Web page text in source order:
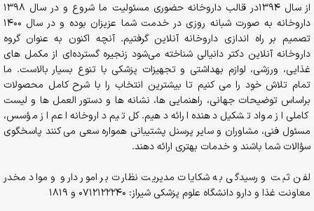
از سال 1394در قالب داروخانه حضوری مسئولیت ما شروع و در سال 1398
داروخانه به صورت شبانه روزی در خدمت شما عزیزان بوده و در سال 1400
تصمیم بر راه اندازی داروخانه آنلاین گرفتیم. آنچه اکنون به عنوان گروه
داروخانه آنلاین دکتر دانیالی شناخته می‌شود زنجیره گسترده‌ای از مکمل های
غذایی، ورزشی، لوازم بهداشتی و تجهیزات پزشکی با تنوع بسیار بالاست. ما
تمام تلاش خود را می کنیم تا بیشترین انتخاب را با شرح کامل محصولات
براساس توضیحات جهانی، راهنمایی ها، نشانه ها و دستور العمل ها و لیست
کاملی از مواد تشکیل دهنده ارائه دهیم. کل تیم داروخانه اعم از مؤسس،
مسئول فنی، مشاوران و سایر پرسنل پشتیبانی همواره سعی می کنند پاسخگوی
سؤالات شما باشند و خدمات بهتری ارائه دهند.
لفن ثبت و رسیدگی به شکایات مدیریت نظارت بر امور دارو و مواد مخدر
معاونت غذا و دارو دانشگاه علوم پزشکی شیراز: 0712122240 و 1819